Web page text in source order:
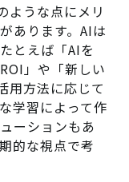
ような点にメリ
あります。AIは
とえば「AIを
」や「新しい
用方法に応じて
学習によって作
ーションもあ
的な視点で考